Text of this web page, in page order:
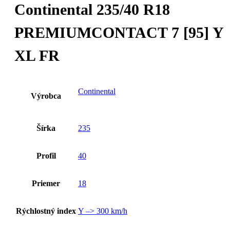
Continental 235/40 R18
PREMIUMCONTACT 7 [95] Y
XL FR
Výrobca
Continental
Šírka 235
Profil 40
Priemer 18
Rýchlostný index Y –> 300 km/h